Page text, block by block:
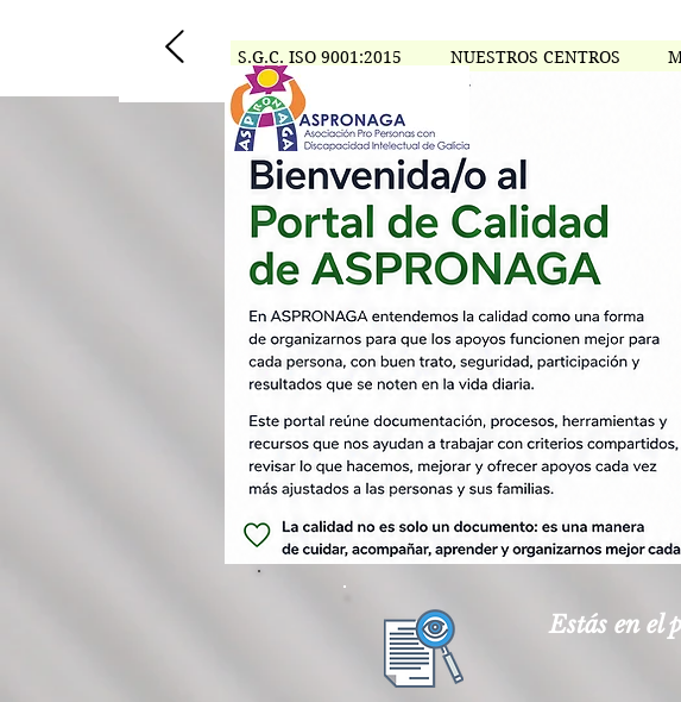
S.G.C. ISO 9001:2015 NUESTROS CENTROS
Estás en el